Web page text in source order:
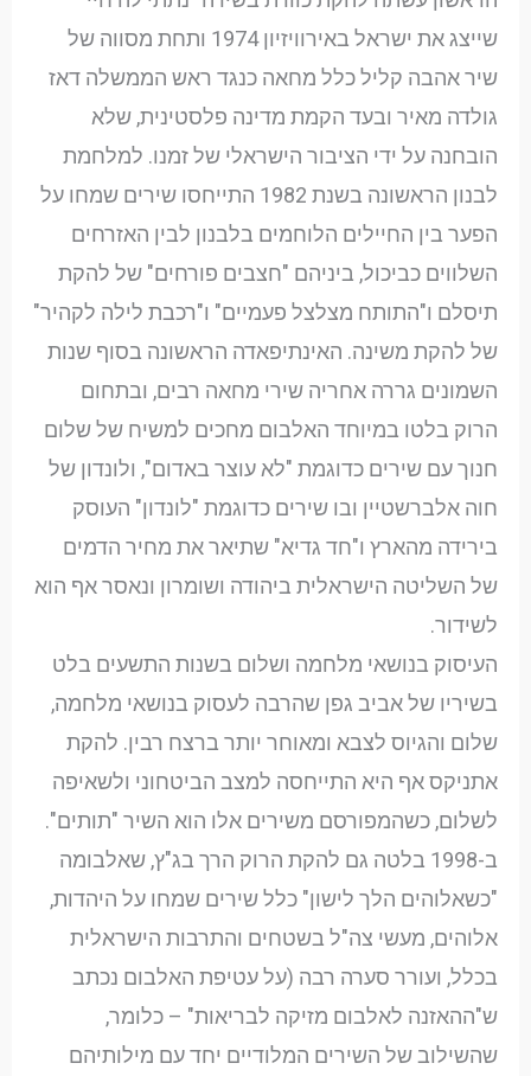
שייצג את ישראל באירוויזיון 1974 ותחת מסווה של
שיר אהבה קליל כלל מחאה כנגד ראש הממשלה דאז
גולדה מאיר ובעד הקמת מדינה פלסטינית, שלא
הובחנה על ידי הציבור הישראלי של זמנו. למלחמת
לבנון הראשונה בשנת 1982 התייחסו שירים שמחו על
הפער בין החיילים הלוחמים בלבנון לבין האזרחים
השלווים כביכול, ביניהם "חצבים פורחים" של להקת
תיסלם ו"התותח מצלצל פעמיים" ו"רכבת לילה לקהיר"
של להקת משינה. האינתיפאדה הראשונה בסוף שנות
השמונים גררה אחריה שירי מחאה רבים, ובתחום
הרוק בלטו במיוחד האלבום מחכים למשיח של שלום
חנוך עם שירים כדוגמת "לא עוצר באדום", ולונדון של
חוה אלברשטיין ובו שירים כדוגמת "לונדון" העוסק
בירידה מהארץ ו"חד גדיא" שתיאר את מחיר הדמים
של השליטה הישראלית ביהודה ושומרון ונאסר אף הוא
לשידור.
העיסוק בנושאי מלחמה ושלום בשנות התשעים בלט
בשיריו של אביב גפן שהרבה לעסוק בנושאי מלחמה,
שלום והגיוס לצבא ומאוחר יותר ברצח רבין. להקת
אתניקס אף היא התייחסה למצב הביטחוני ולשאיפה
לשלום, כשהמפורסם משירים אלו הוא השיר "תותים".
ב-1998 בלטה גם להקת הרוק הרך בג"ץ, שאלבומה
"כשאלוהים הלך לישון" כלל שירים שמחו על היהדות,
אלוהים, מעשי צה"ל בשטחים והתרבות הישראלית
בכלל, ועורר סערה רבה (על עטיפת האלבום נכתב
ש"ההאזנה לאלבום מזיקה לבריאות" – כלומר,
שהשילוב של השירים המלודיים יחד עם מילותיהם